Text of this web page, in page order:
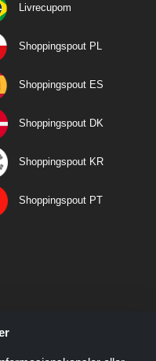
Livrecupom
Shoppingspout PL
Shoppingspout ES
Shoppingspout DK
Shoppingspout KR
Shoppingspout PT